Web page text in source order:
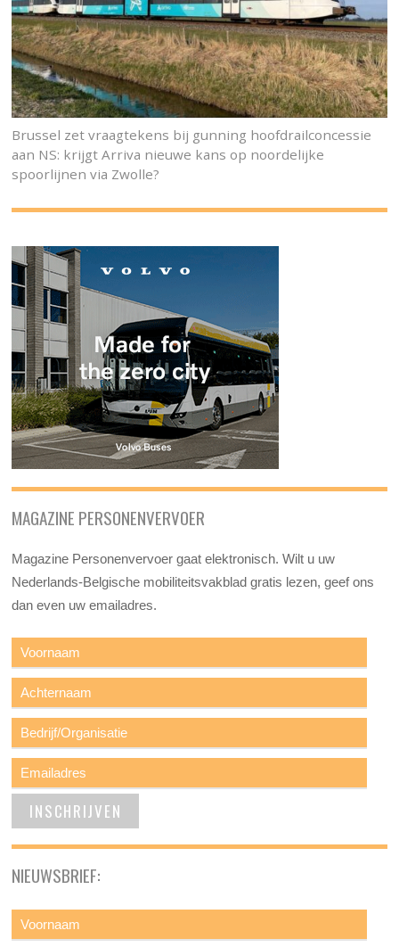
Brussel zet vraagtekens bij gunning hoofdrailconcessie
aan NS: krijgt Arriva nieuwe kans op noordelijke
spoorlijnen via Zwolle?
MAGAZINE PERSONENVERVOER
Magazine Personenvervoer gaat elektronisch. Wilt u uw
Nederlands-Belgische mobiliteitsvakblad gratis lezen, geef ons
dan even uw emailadres.
NIEUWSBRIEF: